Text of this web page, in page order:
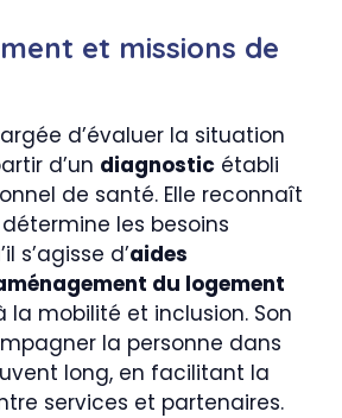
et missions de
d’évaluer la situation
d’un diagnostic établi
de santé. Elle reconnaît
les besoins
s’agisse d’aides
du logement
la mobilité et inclusion. Son
la personne dans
long, en facilitant la
services et partenaires.